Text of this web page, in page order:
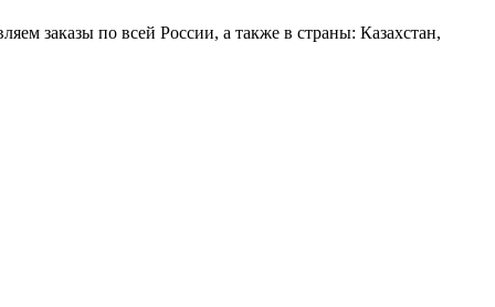
заказы по всей России, а также в страны: Казахстан,